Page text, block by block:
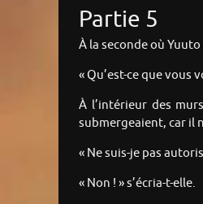
Partie 5
À la seconde où
« Qu’est-ce que vous
À l’intérieur des
submergeaient, car il
« Ne suis-je pas
« Non ! » s’écria-t-elle.